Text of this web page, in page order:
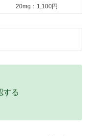
20mg：1,100円
する